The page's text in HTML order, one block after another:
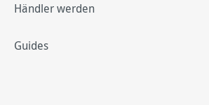
Händler werden
Guides